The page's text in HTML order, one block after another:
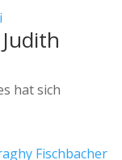
hat sich